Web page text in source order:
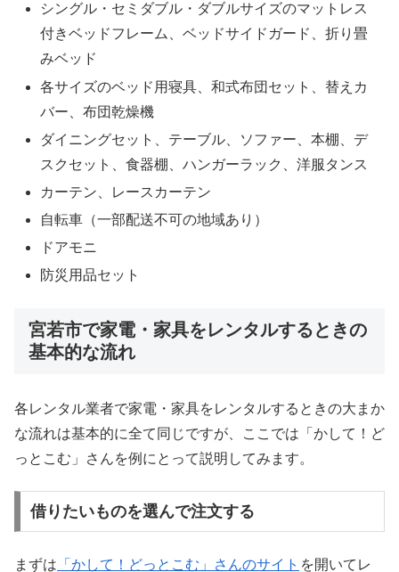
シングル・セミダブル・ダブルサイズのマットレス
付きベッドフレーム、ベッドサイドガード、折り畳
みベッド
各サイズのベッド用寝具、和式布団セット、替えカ
バー、布団乾燥機
ダイニングセット、テーブル、ソファー、本棚、デ
スクセット、食器棚、ハンガーラック、洋服タンス
カーテン、レースカーテン
自転車（一部配送不可の地域あり）
ドアモニ
防災用品セット
宮若市で家電・家具をレンタルするときの
基本的な流れ
各レンタル業者で家電・家具をレンタルするときの大まか
な流れは基本的に全て同じですが、ここでは「かして！ど
っとこむ」さんを例にとって説明してみます。
借りたいものを選んで注文する
まずは 「かして！どっとこむ」さんのサイト を開いてレ